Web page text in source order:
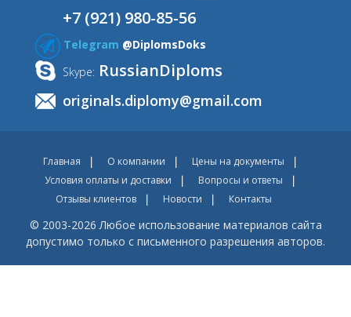
+7 (921) 980-85-56
Telegram @DiplomsDoks
Skype: RussianDiploms
originals.diplomy@gmail.com
Главная О компании
Цены на документы
Условия оплаты и доставки
Вопросы и ответы
Отзывы клиентов
Новости Контакты
© 2003-2026 Любое использование материалов сайта
допустимо только с письменного разрешения авторов.